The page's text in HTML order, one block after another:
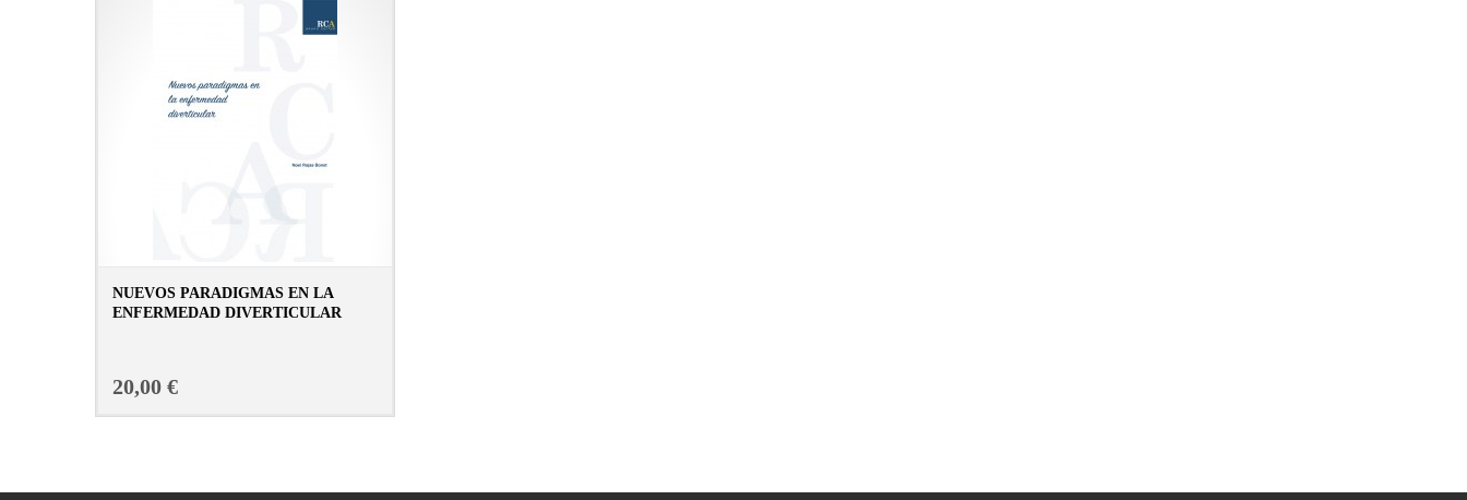
NUEVOS PARADIGMAS EN LA
ENFERMEDAD DIVERTICULAR
20,00 €